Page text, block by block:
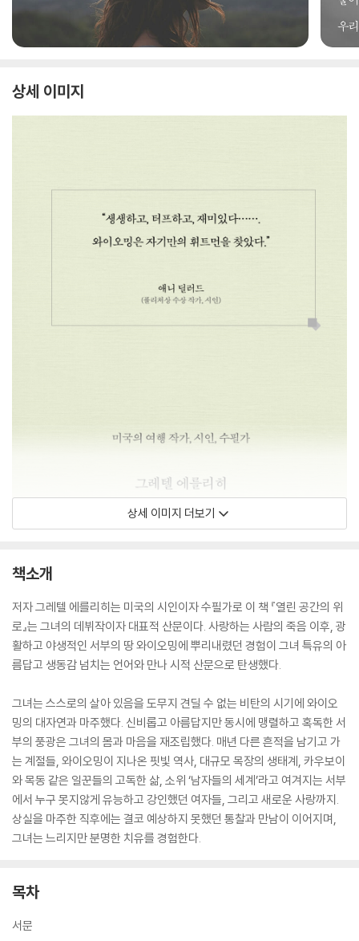
상세 이미지
상세 이미지 더보기
책소개
저자 그레텔 에를리히는 미국의 시인이자 수필가로 이 책 『열린 공간의 위
로』는 그녀의 데뷔작이자 대표적 산문이다. 사랑하는 사람의 죽음 이후, 광
활하고 야생적인 서부의 땅 와이오밍에 뿌리내렸던 경험이 그녀 특유의 아
름답고 생동감 넘치는 언어와 만나 시적 산문으로 탄생했다.
그녀는 스스로의 살아 있음을 도무지 견딜 수 없는 비탄의 시기에 와이오
밍의 대자연과 마주했다. 신비롭고 아름답지만 동시에 맹렬하고 혹독한 서
부의 풍광은 그녀의 몸과 마음을 재조립했다. 매년 다른 흔적을 남기고 가
는 계절들, 와이오밍이 지나온 핏빛 역사, 대규모 목장의 생태계, 카우보이
와 목동 같은 일꾼들의 고독한 삶, 소위 ‘남자들의 세계’라고 여겨지는 서부
에서 누구 못지않게 유능하고 강인했던 여자들, 그리고 새로운 사랑까지.
상실을 마주한 직후에는 결코 예상하지 못했던 통찰과 만남이 이어지며,
그녀는 느리지만 분명한 치유를 경험한다.
목차
서문